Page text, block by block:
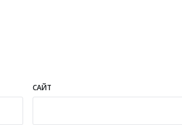
САЙТ